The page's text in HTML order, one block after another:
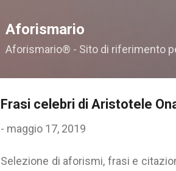
Aforismario
Aforismario® - Sito di riferimento
Frasi celebri di Aristotele
- maggio 17, 2019
Selezione di aforismi, frasi e